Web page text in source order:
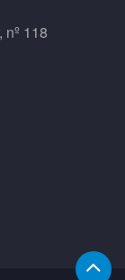
118